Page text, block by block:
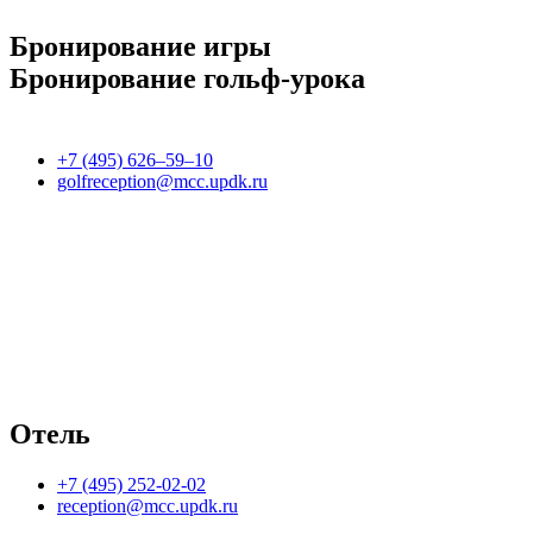
Бронирование игры
Бронирование гольф-урока
+7 (495) 626–59–10
golfreception@mcc.updk.ru
Отель
+7 (495) 252-02-02
reception@mcc.updk.ru